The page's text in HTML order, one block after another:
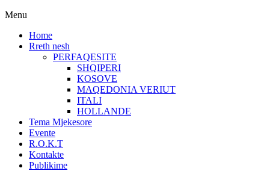
Menu
Home
Rreth nesh
PERFAQESITE
SHQIPERI
KOSOVE
MAQEDONIA VERIUT
ITALI
HOLLANDE
Tema Mjekesore
Evente
R.O.K.T
Kontakte
Publikime